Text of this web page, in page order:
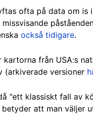
ofta på data om is
också tidigare.
från USA:s
(arkiverade versioner
"ett klassiskt fall av
att man väljer